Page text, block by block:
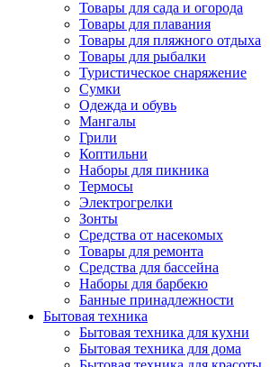
Товары для сада и огорода
Товары для плавания
Товары для пляжного отдыха
Товары для рыбалки
Туристическое снаряжение
Сумки
Одежда и обувь
Мангалы
Грили
Коптильни
Наборы для пикника
Термосы
Электрогрелки
Зонты
Средства от насекомых
Товары для ремонта
Средства для бассейна
Наборы для барбекю
Банные принадлежности
Бытовая техника
Бытовая техника для кухни
Бытовая техника для дома